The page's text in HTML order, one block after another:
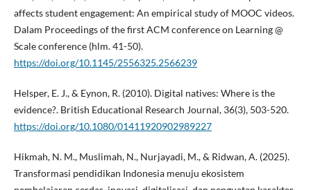
affects student engagement: An empirical study of MOOC videos.
Dalam Proceedings of the first ACM conference on Learning @
Scale conference (hlm. 41-50).
https://doi.org/10.1145/2556325.2566239
Helsper, E. J., & Eynon, R. (2010). Digital natives: Where is the
evidence?. British Educational Research Journal, 36(3), 503-520.
https://doi.org/10.1080/01411920902989227
Hikmah, N. M., Muslimah, N., Nurjayadi, M., & Ridwan, A. (2025).
Transformasi pendidikan Indonesia menuju ekosistem